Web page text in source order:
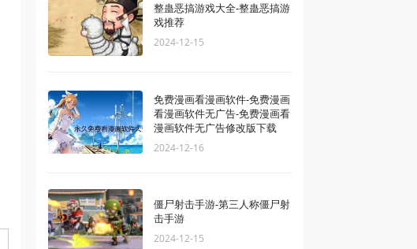
整蛊恶搞游戏大全-整蛊恶搞游
戏推荐
2024-12-15
免费漫画看漫画软件-免费漫画
看漫画软件无广告-免费漫画看
漫画软件无广告修改版下载
2024-12-16
僵尸射击手游-第三人称僵尸射
击手游
2024-12-15